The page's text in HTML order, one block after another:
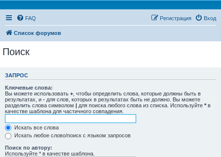
FAQ Вход
Регистрация
Список форумов
Поиск
ЗАПРОС
Ключевые слова:
Вы можете использовать + , чтобы определить слова, которые должны быть в
результатах, и - для слов, которых в результатах быть не должно. Вы можете
разделить слова символом | для поиска любого слова из списка. Используйте * в
качестве шаблона для частичного совпадения.
Искать все слова
Искать любое слово/поиск с языком запросов
Поиск по автору:
Используйте * в качестве шаблона.